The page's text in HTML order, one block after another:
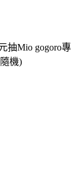
抽Mio gogoro專
機)